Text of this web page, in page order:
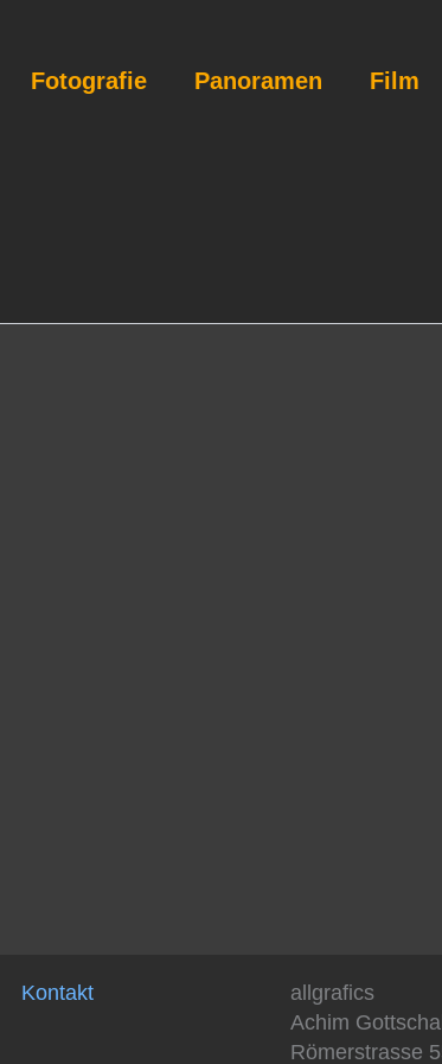
Fotografie Panoramen Film
Kontakt
allgrafics
Achim
Römerstrasse